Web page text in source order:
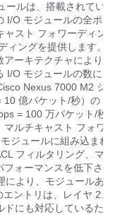
ルは、搭載されている 2
I/O モジュールの全ポート
スト フォワーディング、
ィングを提供します。各モ
ーキテクチャにより、シ
I/O モジュールの数に比例
Nexus 7000 M2 シリー
億パケット/秒）の IPv4
= 100 万パケット/秒）の
マルチキャスト フォワーデ
ジュールに組み込まれて
フィルタリング、マーキ
ォーマンスを低下させる
により、モジュールあたり
ントリは、レイヤ 2、3、
ドにも対応しているため、